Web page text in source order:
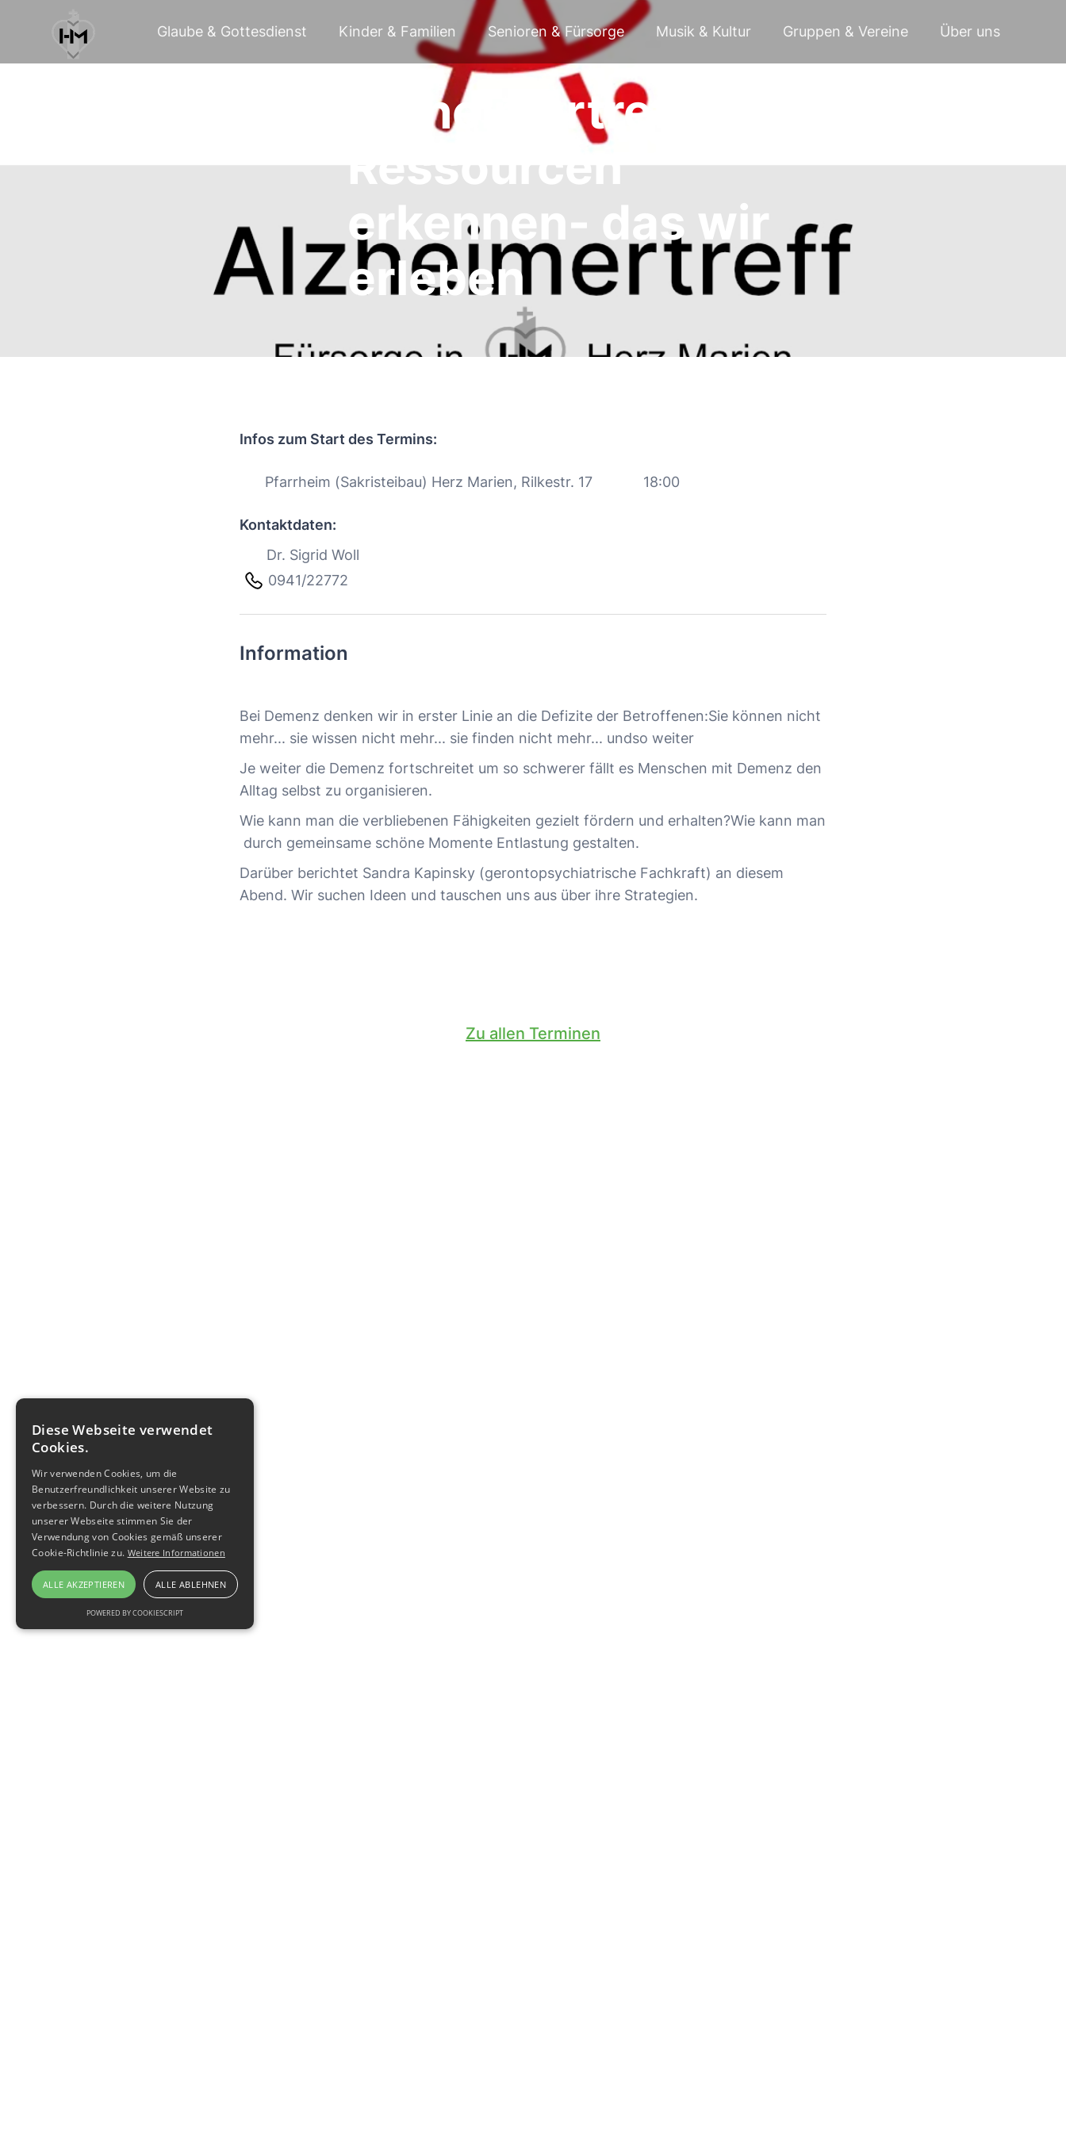
Glaube & Gottesdienst Kinder & Familien Senioren & Fürsorge Musik & Kultur Gruppen & Vereine Über uns
06
Mai 2025
Alzheimertreff:
Ressourcen
erkennen- das wir
erleben
Infos zum Start des Termins:
Pfarrheim (Sakristeibau) Herz Marien, Rilkestr. 17 18:00
Kontaktdaten:
Dr. Sigrid Woll
0941/22772
Information
Bei Demenz denken wir in erster Linie an die Defizite der Betroffenen:Sie können nicht
mehr... sie wissen nicht mehr... sie finden nicht mehr... undso weiter
Je weiter die Demenz fortschreitet um so schwerer fällt es Menschen mit Demenz den
Alltag selbst zu organisieren.
Wie kann man die verbliebenen Fähigkeiten gezielt fördern und erhalten?Wie kann man
durch gemeinsame schöne Momente Entlastung gestalten.
Darüber berichtet Sandra Kapinsky (gerontopsychiatrische Fachkraft) an diesem
Abend. Wir suchen Ideen und tauschen uns aus über ihre Strategien.
Zu allen Terminen
Diese Webseite verwendet
Cookies.
Wir verwenden Cookies, um die
Benutzerfreundlichkeit unserer Website zu
verbessern. Durch die weitere Nutzung
unserer Webseite stimmen Sie der
Verwendung von Cookies gemäß unserer
Cookie-Richtlinie zu. Weitere Informationen
ALLE AKZEPTIEREN ALLE ABLEHNEN
POWERED BY COOKIESCRIPT